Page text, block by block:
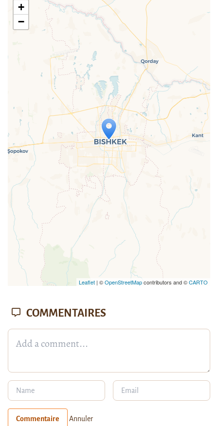
Travelers' Map is loading...
If you see this after your page is
loaded completely, leafletJS files are
missing.
+
−
Leaflet| ©OpenStreetMapcontributors and ©CARTO
COMMENTAIRES
Commentaire Annuler